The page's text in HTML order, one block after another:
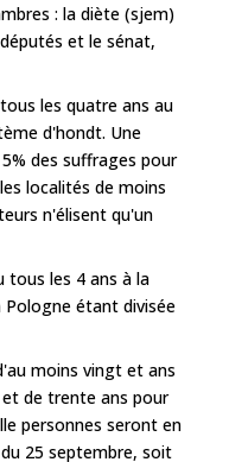
: la diète (sjem)
et le sénat,
les quatre ans au
d'hondt. Une
des suffrages pour
localités de moins
n'élisent qu'un
tous les 4 ans à la
étant divisée
moins vingt et ans
de trente ans pour
personnes seront en
25 septembre, soit